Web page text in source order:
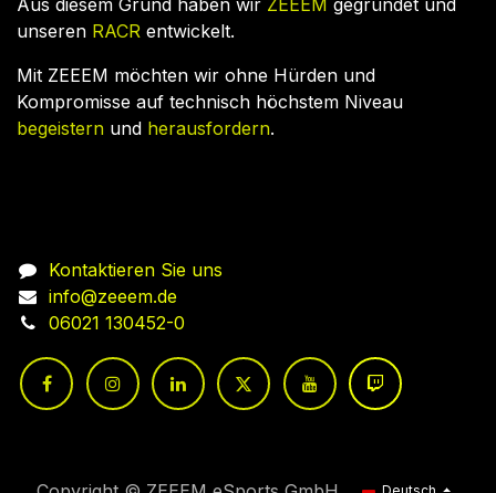
Aus diesem Grund haben wir ZEEEM gegründet und
unseren RACR entwickelt.
Mit ZEEEM möchten wir ohne Hürden und
Kompromisse auf technisch höchstem Niveau
begeistern und herausfordern.
Kontaktieren Sie uns
info@zeeem.de
06021 130452-0